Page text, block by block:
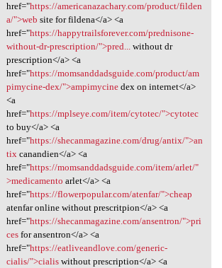
href="https://americanazachary.com/product/filden
a/">web site for fildena</a> <a
href="https://happytrailsforever.com/prednisone-
without-dr-prescription/">pred...without dr
prescription</a> <a
href="https://momsanddadsguide.com/product/am
pimycine-dex/">ampimycinedex on internet</a>
<a
href="https://mplseye.com/item/cytotec/">cytotec
to buy</a> <a
href="https://shecanmagazine.com/drug/antix/">an
tixcanandien</a> <a
href="https://momsanddadsguide.com/item/arlet/"
>medicamento arlet</a> <a
href="https://flowerpopular.com/atenfar/">cheap
atenfar online without prescritpion</a> <a
href="https://shecanmagazine.com/ansentron/">pri
cesfor ansentron</a> <a
href="https://eatliveandlove.com/generic-
cialis/">cialiswithout prescription</a> <a